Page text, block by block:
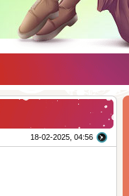
18-02-2025, 04:56